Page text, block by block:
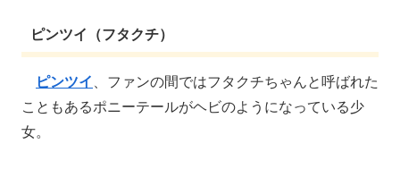
ピンツイ（フタクチ）
ピンツイ 、ファンの間ではフタクチちゃんと呼ばれた
こともあるポニーテールがヘビのようになっている少
女。